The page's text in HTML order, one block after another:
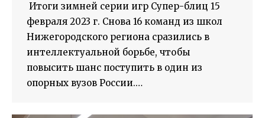
Итоги зимней серии игр Супер-блиц 15
февраля 2023 г. Снова 16 команд из школ
Нижегородского региона сразились в
интеллектуальной борьбе, чтобы
повысить шанс поступить в один из
опорных вузов России.…